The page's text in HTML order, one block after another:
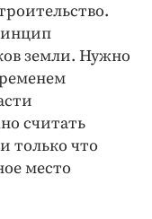
земли. Нужно
считать
только что
место